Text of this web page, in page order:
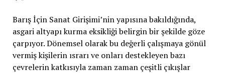
Barış İçin Sanat Girişimi’nin yapısına bakıldığında,
asgari altyapı kurma eksikliği belirgin bir şekilde göze
çarpıyor. Dönemsel olarak bu değerli çalışmaya gönül
vermiş kişilerin ısrarı ve onları destekleyen bazı
çevrelerin katkısıyla zaman zaman çeşitli çıkışlar